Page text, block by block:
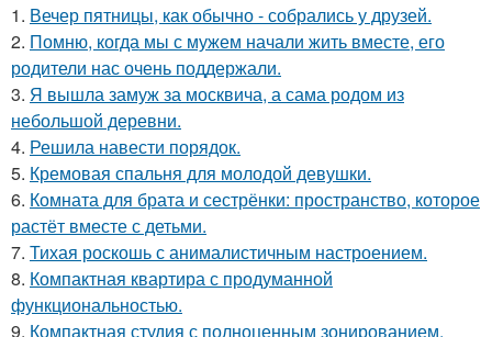
1. Вечер пятницы, как обычно - собрались у друзей.
2. Помню, когда мы с мужем начали жить вместе, его
родители нас очень поддержали.
3. Я вышла замуж за москвича, а сама родом из
небольшой деревни.
4. Решила навести порядок.
5. Кремовая спальня для молодой девушки.
6. Комната для брата и сестрёнки: пространство, которое
растёт вместе с детьми.
7. Тихая роскошь с анималистичным настроением.
8. Компактная квартира с продуманной
функциональностью.
9. Компактная студия с полноценным зонированием.